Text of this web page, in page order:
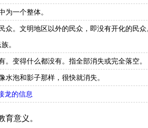
为一个整体。
众。文明地区以外的民众，即没有开化的民
。
。变得什么都没有。指全部消失或完全落空。
水泡和影子那样，很快就消失。
龙的信息
育意义。